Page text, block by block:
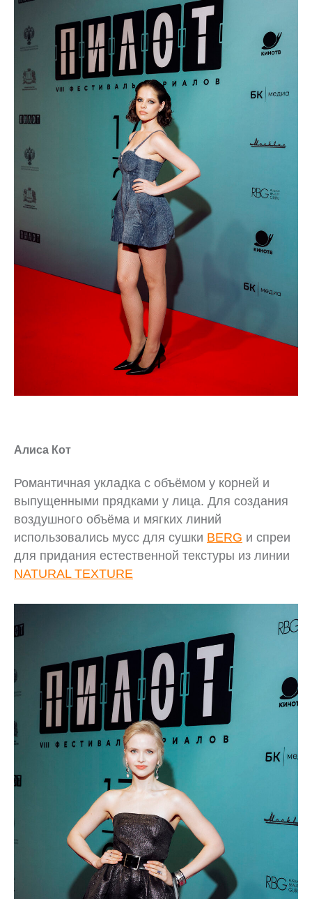
Алиса Кот
Романтичная укладка с объёмом у корней и
выпущенными прядками у лица. Для создания
воздушного объёма и мягких линий
использовались мусс для сушки BERG и спреи
для придания естественной текстуры из линии
NATURAL TEXTURE